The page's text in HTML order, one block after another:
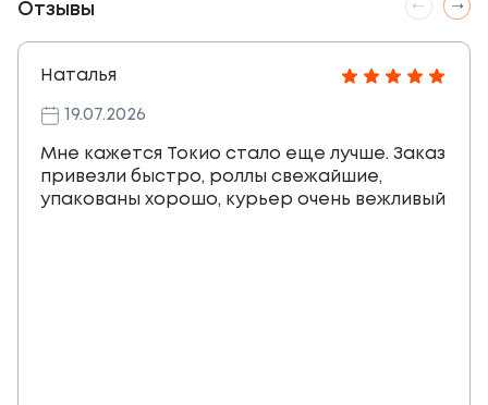
Отзывы
Наталья
19.07.2026
Мне кажется Токио стало еще лучше. Заказ
привезли быстро, роллы свежайшие,
упакованы хорошо, курьер очень вежливый